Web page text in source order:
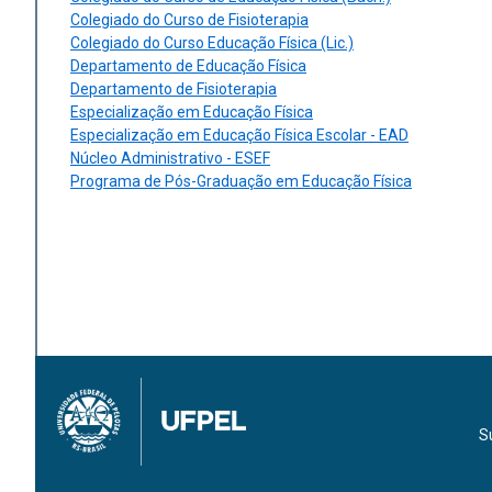
Colegiado do Curso de Fisioterapia
Colegiado do Curso Educação Física (Lic.)
Departamento de Educação Física
Departamento de Fisioterapia
Especialização em Educação Física
Especialização em Educação Física Escolar - EAD
Núcleo Administrativo - ESEF
Programa de Pós-Graduação em Educação Física